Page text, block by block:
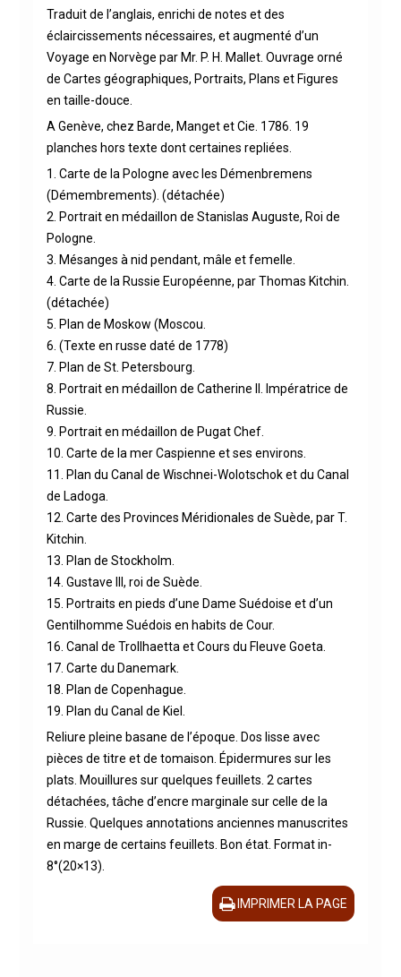
Traduit de l’anglais, enrichi de notes et des
éclaircissements nécessaires, et augmenté d’un
Voyage en Norvège par Mr. P. H. Mallet. Ouvrage orné
de Cartes géographiques, Portraits, Plans et Figures
en taille-douce.
A Genève, chez Barde, Manget et Cie. 1786. 19
planches hors texte dont certaines repliées.
1. Carte de la Pologne avec les Démenbremens
(Démembrements). (détachée)
2. Portrait en médaillon de Stanislas Auguste, Roi de
Pologne.
3. Mésanges à nid pendant, mâle et femelle.
4. Carte de la Russie Européenne, par Thomas Kitchin.
(détachée)
5. Plan de Moskow (Moscou.
6. (Texte en russe daté de 1778)
7. Plan de St. Petersbourg.
8. Portrait en médaillon de Catherine II. Impératrice de
Russie.
9. Portrait en médaillon de Pugat Chef.
10. Carte de la mer Caspienne et ses environs.
11. Plan du Canal de Wischnei-Wolotschok et du Canal
de Ladoga.
12. Carte des Provinces Méridionales de Suède, par T.
Kitchin.
13. Plan de Stockholm.
14. Gustave III, roi de Suède.
15. Portraits en pieds d’une Dame Suédoise et d’un
Gentilhomme Suédois en habits de Cour.
16. Canal de Trollhaetta et Cours du Fleuve Goeta.
17. Carte du Danemark.
18. Plan de Copenhague.
19. Plan du Canal de Kiel.
Reliure pleine basane de l’époque. Dos lisse avec
pièces de titre et de tomaison. Épidermures sur les
plats. Mouillures sur quelques feuillets. 2 cartes
détachées, tâche d’encre marginale sur celle de la
Russie. Quelques annotations anciennes manuscrites
en marge de certains feuillets. Bon état. Format in-
8°(20×13).
IMPRIMER LA PAGE